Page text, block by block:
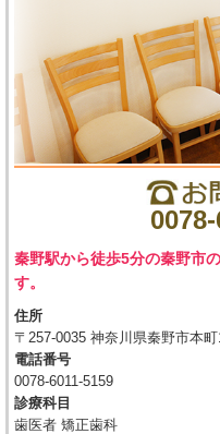
秦野駅から徒歩5分の秦野市
す。
住所
〒257-0035 神奈川県秦野市本町
電話番号
0078-6011-5159
診療科目
歯医者 矯正歯科